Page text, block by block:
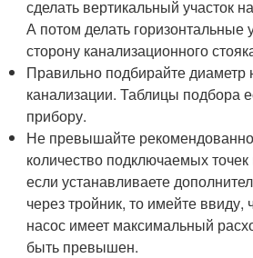
сделать вертикальный участок
А потом делать горизонтальные
сторону канализационного
Правильно подбирайте диаметр
канализации. Таблицы подбора
прибору.
Не превышайте
количество подключаемых
если устанавливаете
через тройник, то имейте ввиду,
насос имеет максимальный
быть превышен.